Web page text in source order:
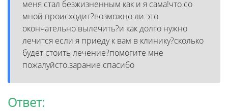
меня стал безжизненным как и я сама!что со
мной происходит?возможно ли это
окончательно вылечить?и как долго нужно
лечится если я приеду к вам в клинику?сколько
будет стоить лечение?помогите мне
пожалуйсто.зарание спасибо
Ответ: